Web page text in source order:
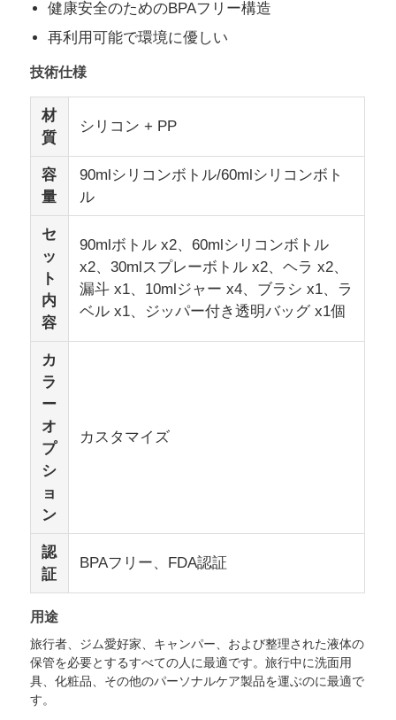
工場見学
お問い合わせ
ニュース
事例
シリコン旅行瓶セット
シリコン旅行器
シリコン製折りたたみウォーターボトル
シリコンの折りたたむカップ
シリコンキッチン製品
シリコーン ゴム プロダクト
健康安全のためのBPAフリー構造
再利用可能で環境に優しい
技術仕様
材
質
シリコン + PP
容
量
90mlシリコンボトル/60mlシリコンボト
ル
セ
ッ
ト
内
容
90mlボトル x2、60mlシリコンボトル
x2、30mlスプレーボトル x2、ヘラ x2、
漏斗 x1、10mlジャー x4、ブラシ x1、ラ
ベル x1、ジッパー付き透明バッグ x1個
カ
ラ
ー
オ
プ
シ
ョ
ン
カスタマイズ
認
証
BPAフリー、FDA認証
用途
旅行者、ジム愛好家、キャンパー、および整理された液体の
保管を必要とするすべての人に最適です。旅行中に洗面用
具、化粧品、その他のパーソナルケア製品を運ぶのに最適で
す。